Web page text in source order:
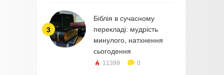
3
Біблія в сучасному
перекладі: мудрість
минулого, натхнення
сьогодення
11399 0